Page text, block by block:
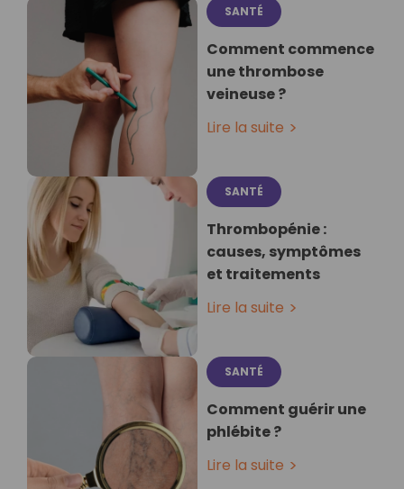
SANTÉ
Comment commence
une thrombose
veineuse ?
Lire la suite
SANTÉ
Thrombopénie :
causes, symptômes
et traitements
Lire la suite
SANTÉ
Comment guérir une
phlébite ?
Lire la suite